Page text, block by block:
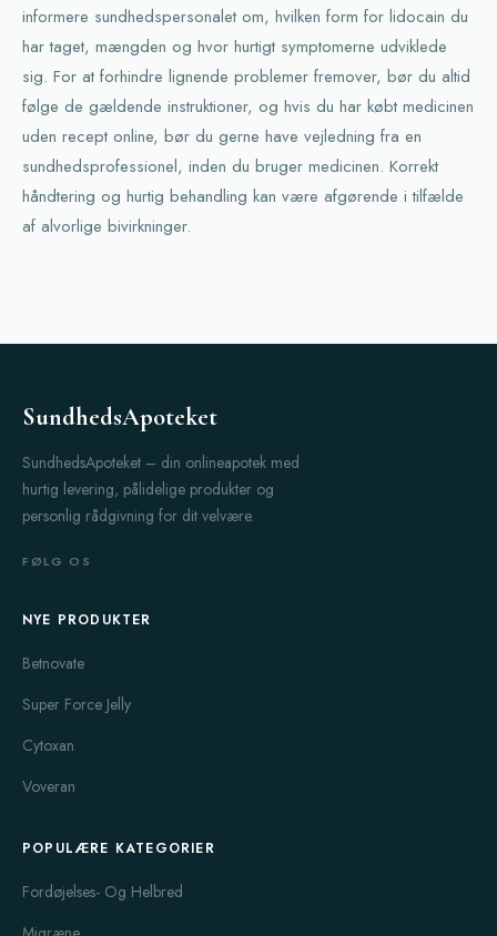
informere sundhedspersonalet om, hvilken form for lidocain du
har taget, mængden og hvor hurtigt symptomerne udviklede
sig. For at forhindre lignende problemer fremover, bør du altid
følge de gældende instruktioner, og hvis du har købt medicinen
uden recept online, bør du gerne have vejledning fra en
sundhedsprofessionel, inden du bruger medicinen. Korrekt
håndtering og hurtig behandling kan være afgørende i tilfælde
af alvorlige bivirkninger.
SundhedsApoteket
SundhedsApoteket – din onlineapotek med
hurtig levering, pålidelige produkter og
personlig rådgivning for dit velvære.
FØLG OS
NYE PRODUKTER
Betnovate
Super Force Jelly
Cytoxan
Voveran
POPULÆRE KATEGORIER
Fordøjelses- Og Helbred